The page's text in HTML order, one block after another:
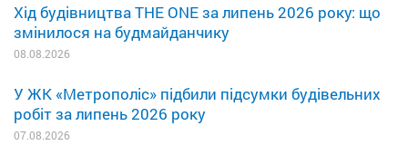
Хід будівництва THE ONE за липень 2026 року: що
змінилося на будмайданчику
08.08.2026
У ЖК «Метрополіс» підбили підсумки будівельних
робіт за липень 2026 року
07.08.2026